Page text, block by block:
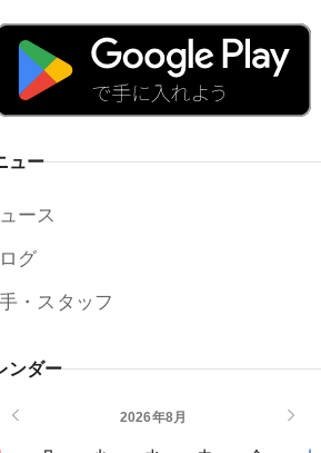
ュー
ース
グ
・スタッフ
ンダー
2026年8月